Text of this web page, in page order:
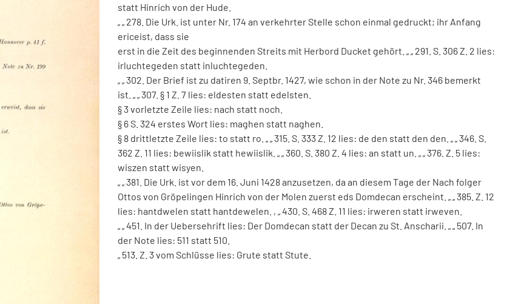
statt Hinrich von der Hude
278 Die Urk ist unter Nr. 174 an verkehrterStelle schon einmal gedruckt; ihr Anfang
ericeist, dass sie
erst in die Zeit des beginnenden Streits mit Herbord Ducket gehört 291 S 306Z 2 lies:
irluchtegeden statt inluchtegeden
302 Der Brief ist zu datiren 9 Septbr. 1427, wie schon in der Note zu Nr. 346 bemerkt
ist
307. § 1 Z 7 lies: eldesten statt edelsten
§ 3vorletzte Zeile lies: nach statt noch
§ 6S 324 erstes Wort lies: maghen statt naghen
§ 8 drittletzte Zeile lies: to statt ro 315 S 333Z 12 lies: de den statt den den 346 S
362 Z 11 lies: bewiislik statt hewiislik 360 S 380 Z 4 lies: an statt un 376 Z 5 lies:
wiszen statt wisyen
381 Die Urk ist vor dem 16 Juni 1428anzusetzen, da an diesem Tage der Nach folger
Ottos von Gröpe­lingen Hinrich von der Molen zuerst eds Domdecan erscheint 385 Z 12
lies: hantdwelen statt hantdewelen , 430 S 468Z 11 lies: irweren statt irweven
451 In der Uebersehrift lies: Der Domdecan statt der Decan zu St Anscharii 507. In
der Note lies: 511 statt 510
513 Z 3vom Schlüsse lies: Grute statt Stute